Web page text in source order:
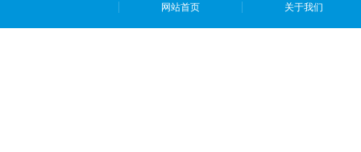
网站首页 关于我们